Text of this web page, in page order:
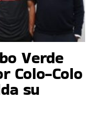
Verde
Colo-Colo
su